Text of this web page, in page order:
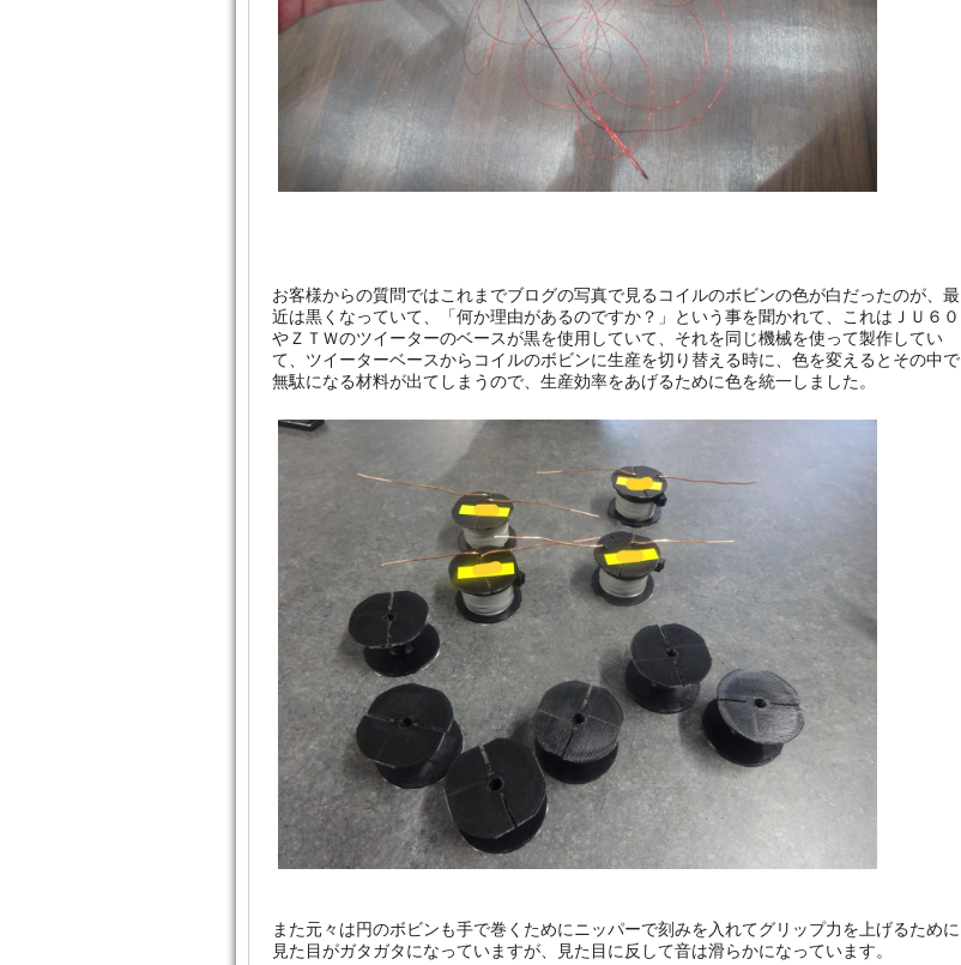
お客様からの質問ではこれまでブログの写真で見るコイルのボビンの色が白だったのが、最
近は黒くなっていて、「何か理由があるのですか？」という事を聞かれて、これはＪＵ６０
やＺＴＷのツイーターのベースが黒を使用していて、それを同じ機械を使って製作してい
て、ツイーターベースからコイルのボビンに生産を切り替える時に、色を変えるとその中で
無駄になる材料が出てしまうので、生産効率をあげるために色を統一しました。
また元々は円のボビンも手で巻くためにニッパーで刻みを入れてグリップ力を上げるために
見た目がガタガタになっていますが、見た目に反して音は滑らかになっています。